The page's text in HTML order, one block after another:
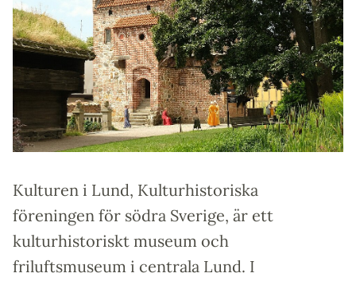
Kulturen i Lund, Kulturhistoriska
föreningen för södra Sverige, är ett
kulturhistoriskt museum och
friluftsmuseum i centrala Lund. I